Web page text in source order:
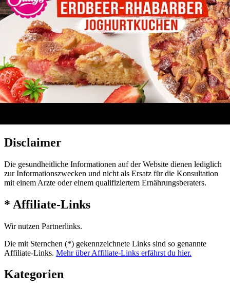
Die besten Konzerte in Deutschland
Vorweihnachtszeit – Gemütlich und entspannt
Weihnachten: Woher kommen unsere Bräuche?
Alltagskämpfer
Alltagskämpfer.de ist eine online Webseite mit Blog Artikeln für
alle, die den Alltag meistern wollen.
„Der ALLTAGSKÄMPFER ist dein ALLTAGSHELFER und
ALLTAGSBEGLEITER“
Disclaimer
Die gesundheitliche Informationen auf der Website dienen lediglich
zur Informationszwecken und nicht als Ersatz für die Konsultation
mit einem Arzte oder einem qualifiziertem Ernährungsberaters.
* Affiliate-Links
Wir nutzen Partnerlinks.
Die mit Sternchen (*) gekennzeichnete Links sind so genannte
Affiliate-Links. Mehr über Affiliate-Links erfährst du hier.
Kategorien